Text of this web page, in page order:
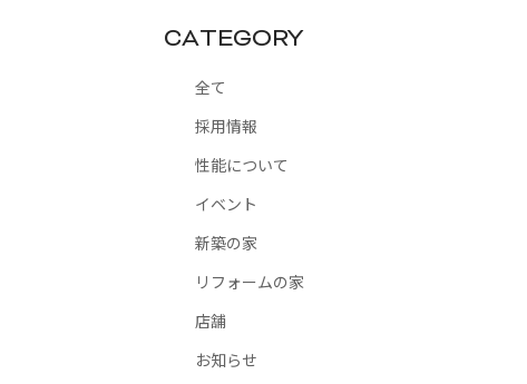
CATEGORY
全て
採用情報
性能について
イベント
新築の家
リフォームの家
店舗
お知らせ